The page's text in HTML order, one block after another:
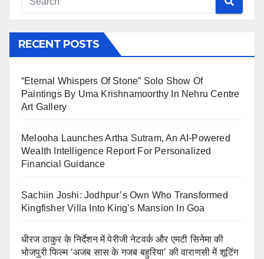
RECENT POSTS
“Eternal Whispers Of Stone” Solo Show Of
Paintings By Uma Krishnamoorthy In Nehru Centre
Art Gallery
Melooha Launches Artha Sutram, An AI-Powered
Wealth Intelligence Report For Personalized
Financial Guidance
Sachiin Joshi: Jodhpur’s Own Who Transformed
Kingfisher Villa Into King’s Mansion In Goa
धीरज ठाकुर के निर्देशन में पेरीजी नेटवर्क और एमटी सिनेमा की
भोजपुरी फिल्म ‘अजब सास के गजब बहुरिया’ की वाराणसी में शूटिंग